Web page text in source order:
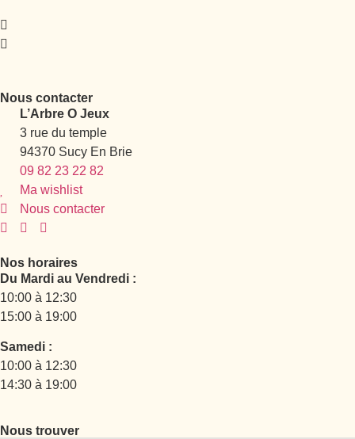
Nous contacter
L’Arbre O Jeux
3 rue du temple
94370 Sucy En Brie
09 82 23 22 82
Ma wishlist
Nous contacter
Nos horaires
Du Mardi au Vendredi :
10:00 à 12:30
15:00 à 19:00
Samedi :
10:00 à 12:30
14:30 à 19:00
Nous trouver